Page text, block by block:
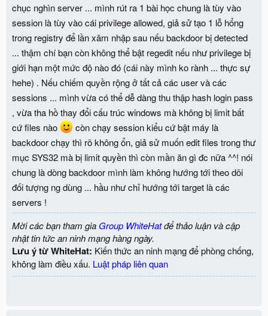
chục nghìn server ... mình rút ra 1 bài học chung là tùy vào
session là tùy vào cái privilege allowed, giả sử tạo 1 lỗ hổng
trong registry để lần xâm nhập sau nếu backdoor bị detected
... thậm chí bạn còn không thể bật regedit nếu như privilege bị
giới hạn một mức độ nào đó (cái này mình ko rành ... thực sự
hehe) . Nếu chiếm quyền rộng ở tất cả các user và các
sessions ... mình vừa có thể dễ dàng thu thập hash login pass
, vừa tha hồ thay đổi cấu trúc windows mà không bị limit bất
cứ files nào
còn chạy session kiểu cứ bật máy là
backdoor chạy thì rõ không ổn, giả sử muốn edit files trong thư
mục SYS32 mà bị limit quyền thì còn mần ăn gì đc nữa ^^! nói
chung là dòng backdoor mình làm không hướng tới theo dõi
đối tượng ng dùng ... hầu như chỉ hướng tới target là các
servers !
Mời các bạn tham gia Group WhiteHatđể thảo luận và cập
nhật tin tức an ninh mạng hàng ngày.
Lưu ý từ WhiteHat: Kiến thức an ninh mạng để phòng chống,
không làm điều xấu. Luật pháp liên quan